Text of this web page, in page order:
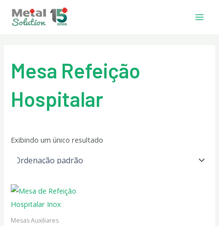
para
Mesa Refeição
Hospitalar
Exibindo um único resultado
Mesas Auxiliares